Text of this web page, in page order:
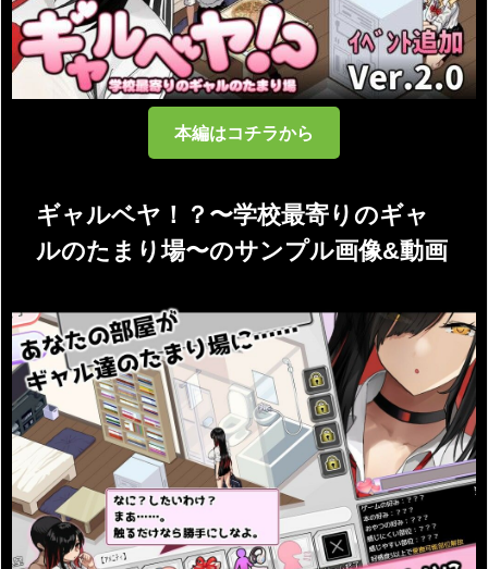
本編はコチラから
ギャルベヤ！？〜学校最寄りのギャ
ルのたまり場〜のサンプル画像&動画